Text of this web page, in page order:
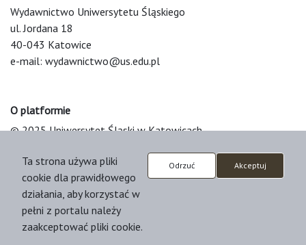
Wydawnictwo Uniwersytetu Śląskiego
ul. Jordana 18
40-043 Katowice
e-mail: wydawnictwo@us.edu.pl
O platformie
© 2025 Uniwersytet Śląski w Katowicach
Platform & Workflow by OJS/PKP
Ta strona używa pliki
cookie dla prawidłowego
działania, aby korzystać w
pełni z portalu należy
zaakceptować pliki cookie.
Odrzuć Akceptuj